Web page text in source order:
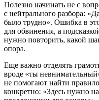
Полезно начинать не с
с нейтрального разбора:
было трудно». Ошибка в
для обвинения, а
нужно повторить, какой
опора.
Еще важно отделять
вроде «ты
не помогают найти
конкретно: «Здесь нужно